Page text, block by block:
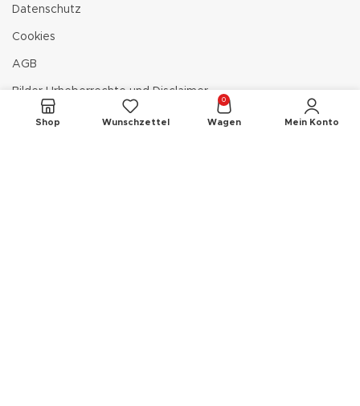
Datenschutz
Cookies
AGB
Bilder Urheberrechte und Disclaimer
Shop Wunschzettel
0
Wagen Mein Konto